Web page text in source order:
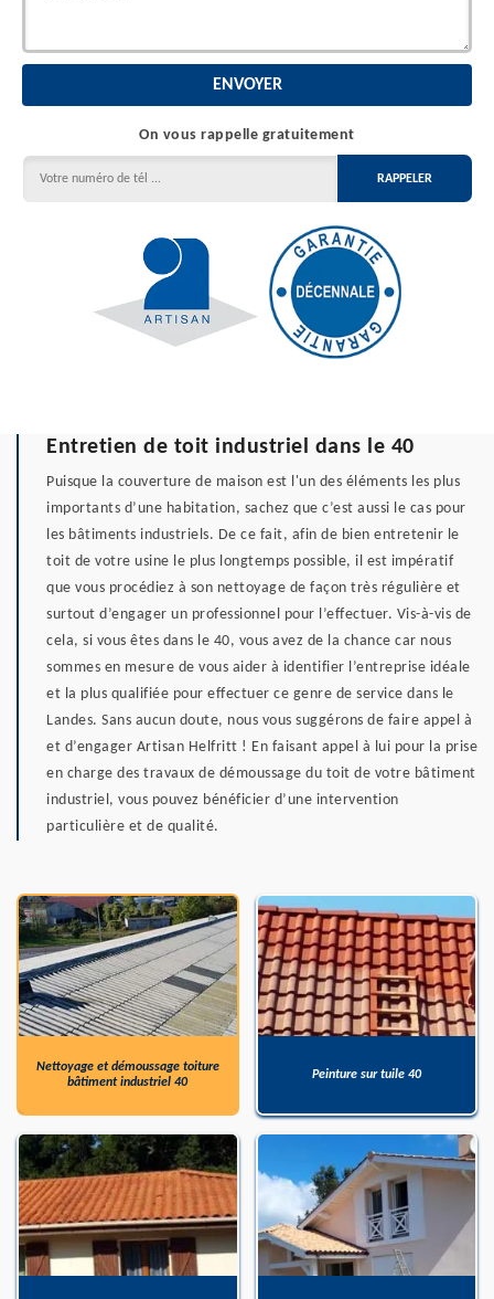
On vous rappelle gratuitement
Entretien de toit industriel dans le 40
Puisque la couverture de maison est l'un des éléments les plus
importants d’une habitation, sachez que c’est aussi le cas pour
les bâtiments industriels. De ce fait, afin de bien entretenir le
toit de votre usine le plus longtemps possible, il est impératif
que vous procédiez à son nettoyage de façon très régulière et
surtout d’engager un professionnel pour l’effectuer. Vis-à-vis de
cela, si vous êtes dans le 40, vous avez de la chance car nous
sommes en mesure de vous aider à identifier l’entreprise idéale
et la plus qualifiée pour effectuer ce genre de service dans le
Landes. Sans aucun doute, nous vous suggérons de faire appel à
et d’engager Artisan Helfritt ! En faisant appel à lui pour la prise
en charge des travaux de démoussage du toit de votre bâtiment
industriel, vous pouvez bénéficier d’une intervention
particulière et de qualité.
Nettoyage et démoussage toiture
bâtiment industriel 40
Peinture sur tuile 40